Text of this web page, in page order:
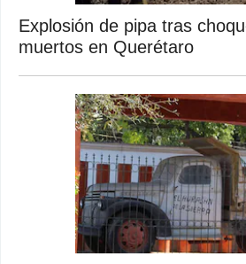
Explosión de pipa tras
muertos en Querétaro